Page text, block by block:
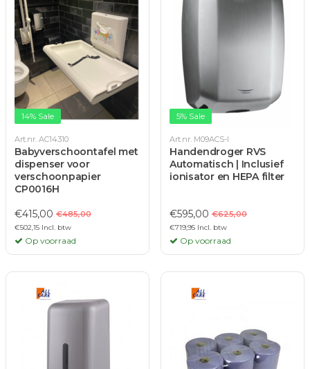
14% Sale
Art.nr. AC14310
Babyverschoontafel met
dispenser voor
verschoonpapier
CP0016H
€415,00 €485,00
€502,15 Incl. btw
Op voorraad
5% Sale
Art.nr. M09ACS-I
Handendroger RVS
Automatisch | Inclusief
ionisator en HEPA filter
€595,00 €625,00
€719,95 Incl. btw
Op voorraad